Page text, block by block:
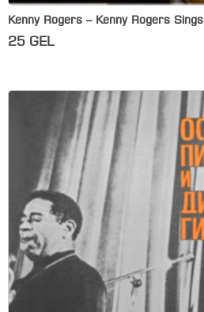
Kenny Rogers – Kenny Rogers Sings
25 GEL